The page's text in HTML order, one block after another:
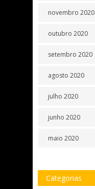
novembro 2020
outubro 2020
setembro 2020
agosto 2020
julho 2020
junho 2020
maio 2020
Categorias